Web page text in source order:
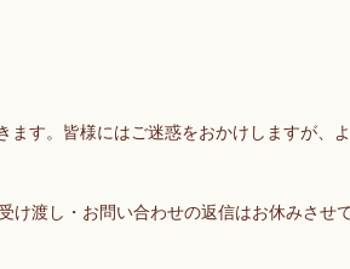
す。皆様にはご迷惑をおかけしますが、よ
渡し・お問い合わせの返信はお休みさせ